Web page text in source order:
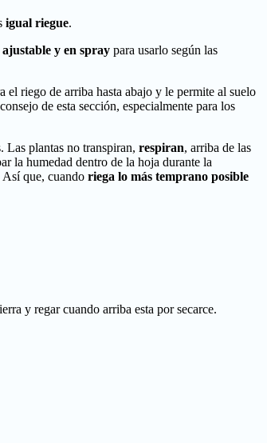
igual riegue.
y en spray para usarlo según las
el riego de arriba hasta abajo y le permite al suelo
de esta sección, especialmente para los
Las plantas no transpiran, respiran, arriba de las
la humedad dentro de la hoja durante la
Así que, cuando riega lo más temprano posible
y regar cuando arriba esta por secarce.